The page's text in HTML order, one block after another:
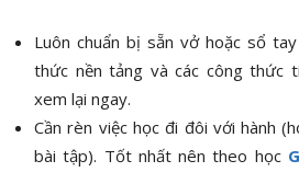
Luôn chuẩn bị sẵn vở hoặc sổ
thức nền tảng và các công thức
xem lại ngay.
Cần rèn việc học đi đôi với hành
bài tập). Tốt nhất nên theo học